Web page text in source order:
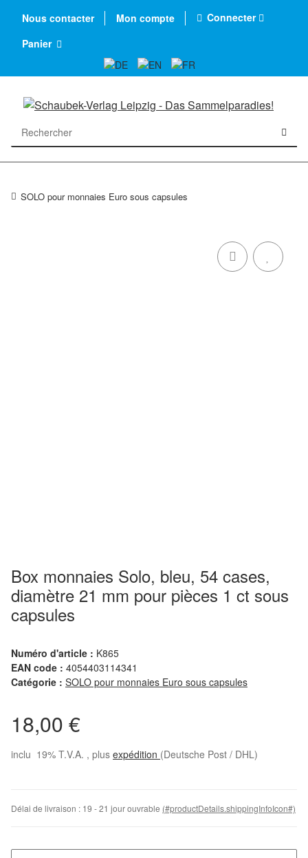
Nous contacter Mon compte
Connecter
Panier
SOLO pour monnaies Euro sous capsules
Box monnaies Solo, bleu, 54 cases,
diamètre 21 mm pour pièces 1 ct sous
capsules
Numéro d'article : K865
EAN code : 4054403114341
Catégorie : SOLO pour monnaies Euro sous capsules
18,00 €
inclu 19% T.V.A. , plus expédition (Deutsche Post / DHL)
Délai de livraison : 19 - 21 jour ouvrable (#productDetails.shippingInfoIcon#)